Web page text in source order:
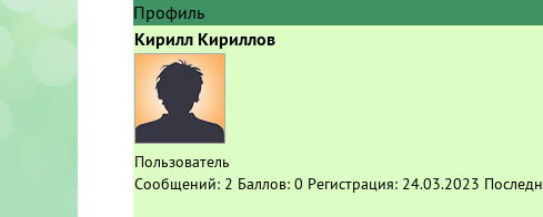
Профиль
Кирилл Кириллов
Пользователь
Сообщений: 2 Баллов: 0 Регистрация: 24.03.2023